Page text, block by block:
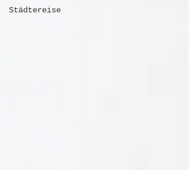
Städtereise